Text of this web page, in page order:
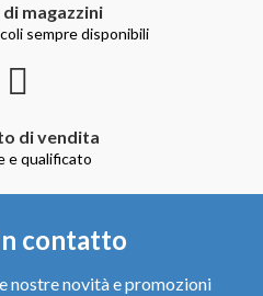
di magazzini
sempre disponibili
di vendita
e qualificato
contatto
nostre novità e promozioni